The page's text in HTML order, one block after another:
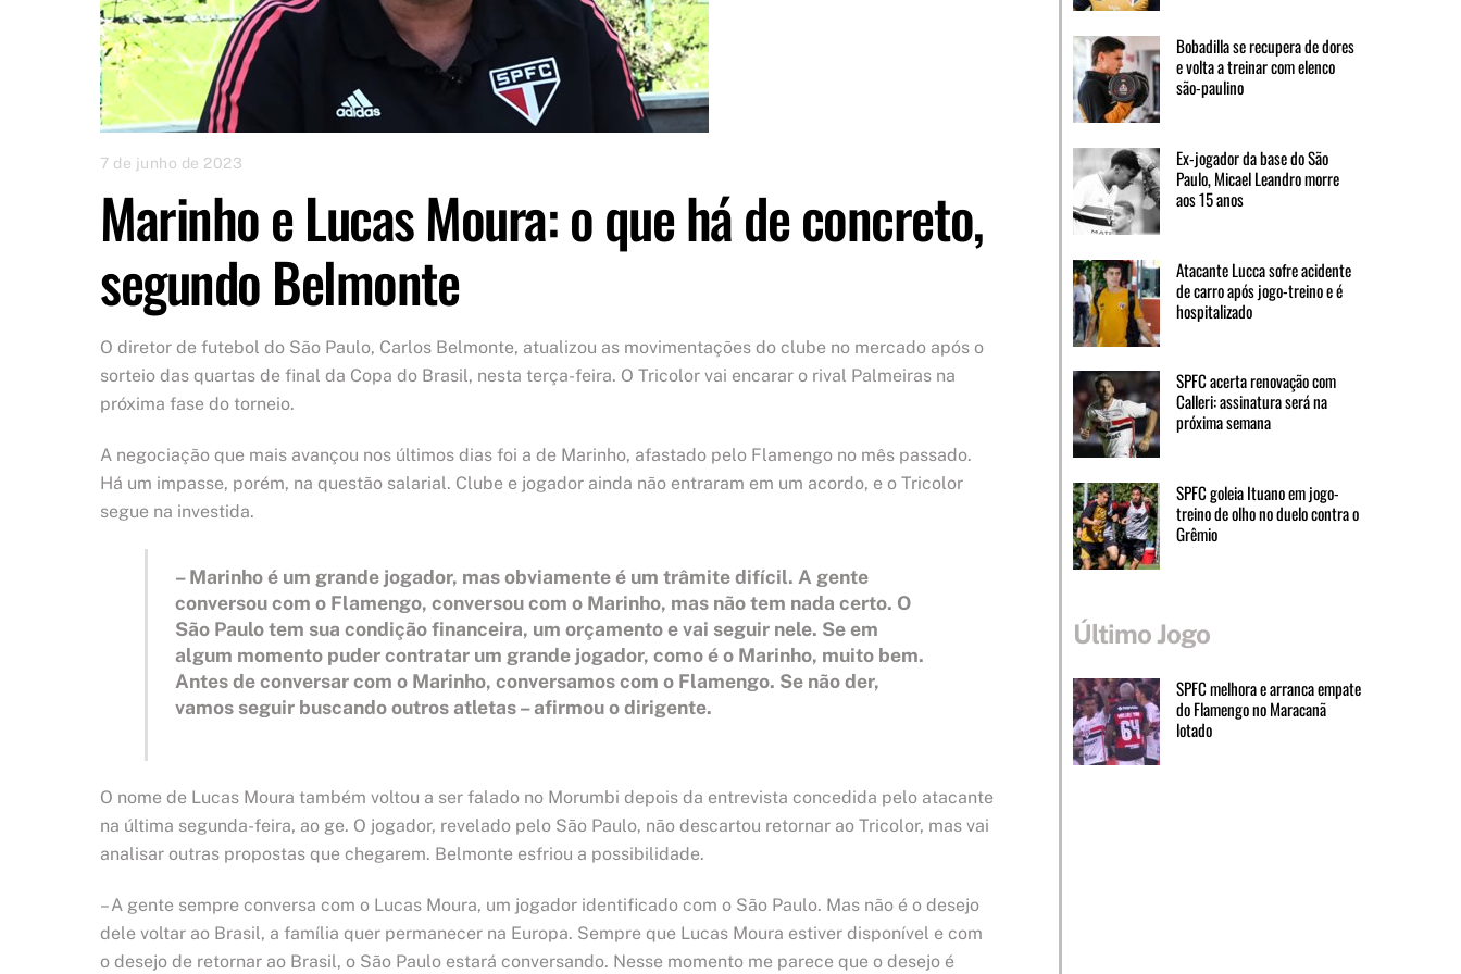
7 de junho de 2023
Marinho e Lucas Moura: o que há de concreto,
segundo Belmonte
O diretor de futebol do São Paulo, Carlos Belmonte, atualizou as movimentações do clube no mercado após o
sorteio das quartas de final da Copa do Brasil, nesta terça-feira. O Tricolor vai encarar o rival Palmeiras na
próxima fase do torneio.
A negociação que mais avançou nos últimos dias foi a de Marinho, afastado pelo Flamengo no mês passado.
Há um impasse, porém, na questão salarial. Clube e jogador ainda não entraram em um acordo, e o Tricolor
segue na investida.
– Marinho é um grande jogador, mas obviamente é um trâmite difícil. A gente
conversou com o Flamengo, conversou com o Marinho, mas não tem nada certo. O
São Paulo tem sua condição financeira, um orçamento e vai seguir nele. Se em
algum momento puder contratar um grande jogador, como é o Marinho, muito bem.
Antes de conversar com o Marinho, conversamos com o Flamengo. Se não der,
vamos seguir buscando outros atletas – afirmou o dirigente.
O nome de Lucas Moura também voltou a ser falado no Morumbi depois da entrevista concedida pelo atacante
na última segunda-feira, ao ge. O jogador, revelado pelo São Paulo, não descartou retornar ao Tricolor, mas vai
analisar outras propostas que chegarem. Belmonte esfriou a possibilidade.
– A gente sempre conversa com o Lucas Moura, um jogador identificado com o São Paulo. Mas não é o desejo
dele voltar ao Brasil, a família quer permanecer na Europa. Sempre que Lucas Moura estiver disponível e com
o desejo de retornar ao Brasil, o São Paulo estará conversando. Nesse momento me parece que o desejo é
Bobadilla se recupera de dores
e volta a treinar com elenco
são-paulino
Ex-jogador da base do São
Paulo, Micael Leandro morre
aos 15 anos
Atacante Lucca sofre acidente
de carro após jogo-treino e é
hospitalizado
SPFC acerta renovação com
Calleri: assinatura será na
próxima semana
SPFC goleia Ituano em jogo-
treino de olho no duelo contra o
Grêmio
Último Jogo
SPFC melhora e arranca empate
do Flamengo no Maracanã
lotado